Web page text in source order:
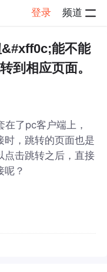
登录 频道
能不能
到相应页面。
了pc客户端上，
时，跳转的页面也是
点击跳转之后，直接
呢？